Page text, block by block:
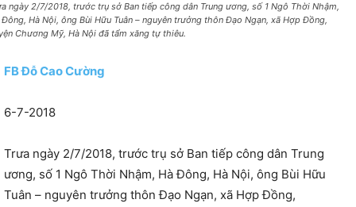
ngày 2/7/2018, trước trụ sở Ban tiếp công dân Trung ương, số 1 Ngô Thời Nhậm,
Đông, Hà Nội, ông Bùi Hữu Tuân – nguyên trưởng thôn Đạo Ngạn, xã Hợp Đồng,
Chương Mỹ, Hà Nội đã tẩm xăng tự thiêu.
FB Đỗ Cao Cường
6-7-2018
Trưa ngày 2/7/2018, trước trụ sở Ban tiếp công dân Trung
ương, số 1 Ngô Thời Nhậm, Hà Đông, Hà Nội, ông Bùi Hữu
Tuân – nguyên trưởng thôn Đạo Ngạn, xã Hợp Đồng,